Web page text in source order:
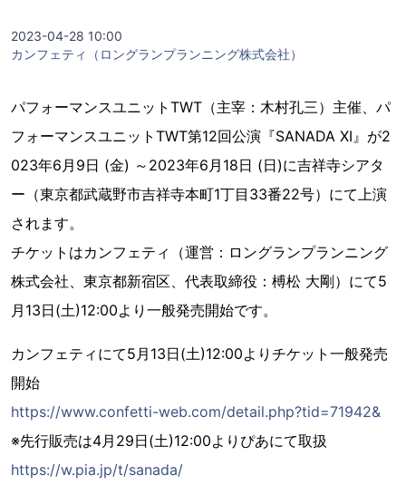
2023-04-28 10:00
カンフェティ（ロングランプランニング株式会社）
パフォーマンスユニットTWT（主宰：木村孔三）主催、パ
フォーマンスユニットTWT第12回公演『SANADA XI』が2
023年6月9日 (金) ～2023年6月18日 (日)に吉祥寺シアタ
ー（東京都武蔵野市吉祥寺本町1丁目33番22号）にて上演
されます。
チケットはカンフェティ（運営：ロングランプランニング
株式会社、東京都新宿区、代表取締役：榑松 大剛）にて5
月13日(土)12:00より一般発売開始です。
カンフェティにて5月13日(土)12:00よりチケット一般発売
開始
https://www.confetti-web.com/detail.php?tid=71942&
※先行販売は4月29日(土)12:00よりぴあにて取扱
https://w.pia.jp/t/sanada/